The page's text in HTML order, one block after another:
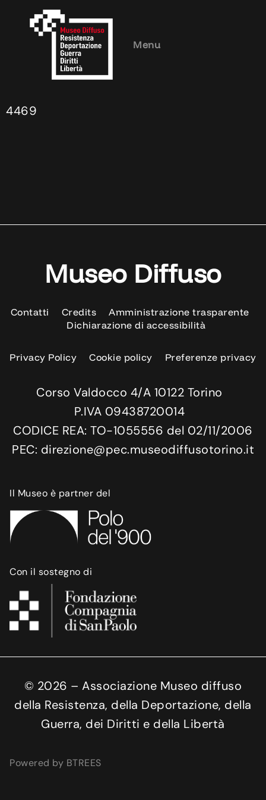
Menu
4469
Museo Diffuso
Contatti Credits
Amministrazione trasparente
Dichiarazione di accessibilità
Privacy Policy Cookie policy Preferenze privacy
Corso Valdocco 4/A 10122 Torino
P.IVA 09438720014
CODICE REA: TO-1055556 del 02/11/2006
PEC: direzione@pec.museodiffusotorino.it
Il Museo è partner del
Con il sostegno di
© 2026 – Associazione Museo diffuso
della Resistenza, della Deportazione, della
Guerra, dei Diritti e della Libertà
Powered by BTREES